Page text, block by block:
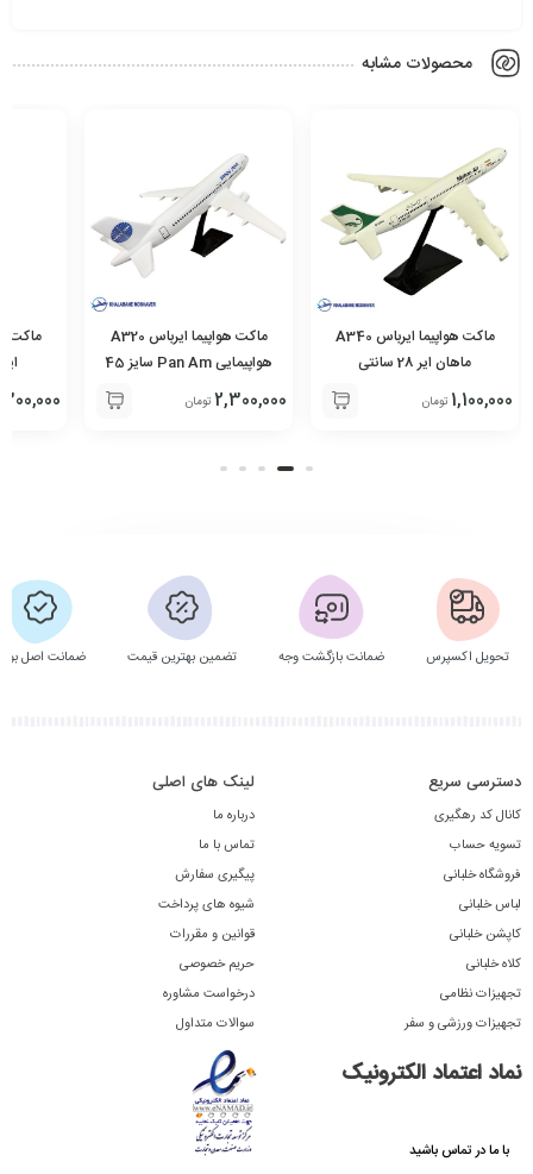
محصولات مشابه
ماکت هواپیما ایرباس A340
ماهان ایر 28 سانتی
1,100,000 تومان
ماکت هواپیما ایرباس A320
هواپیمایی Pan Am سایز 45
2,300,000 تومان
تحویل اکسپرس ضمانت بازگشت وجه تضمین بهترین قیمت ضمانت اصل
دسترسی سریع
کانال کد رهگیری
تسویه حساب
فروشگاه خلبانی
لباس خلبانی
کاپشن خلبانی
کلاه خلبانی
تجهیزات نظامی
تجهیزات ورزشی و سفر
لینک های اصلی
درباره ما
تماس با ما
پیگیری سفارش
شیوه های پرداخت
قوانین و مقررات
حریم خصوصی
درخواست مشاوره
سوالات متداول
نماد اعتماد الکترونیک
با ما در تماس باشید